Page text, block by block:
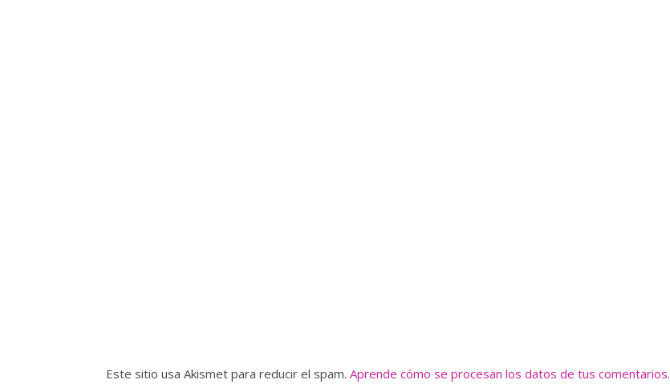
Este sitio usa Akismet para reducir el spam. Aprende cómo se procesan los datos de tus comentarios.